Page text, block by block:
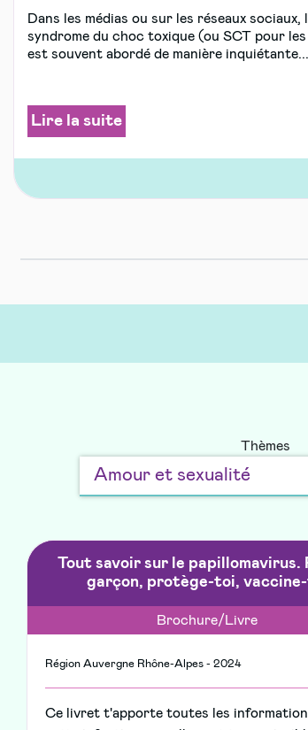
Dans les médias ou sur les réseaux sociaux,
syndrome du choc toxique (ou SCT pour
est souvent abordé de manière
Lire la suite
Thèmes
Tout savoir sur le papillomavirus.
garçon, protège-toi,
Brochure/Livre
Région Auvergne Rhône-Alpes - 2024
Ce livret t'apporte toutes les